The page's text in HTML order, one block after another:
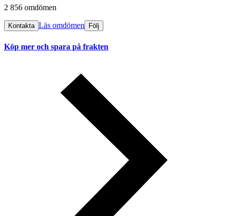
2 856 omdömen
Kontakta Läs omdömen Följ
Köp mer och spara på frakten